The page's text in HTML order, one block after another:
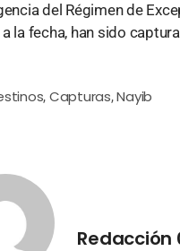
del Régimen de
la fecha, han sido
, Capturas,Nayib
Redacción